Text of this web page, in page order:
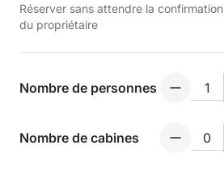
Réserver sans attendre la confirmation
du propriétaire
Nombre de personnes
Nombre de cabines